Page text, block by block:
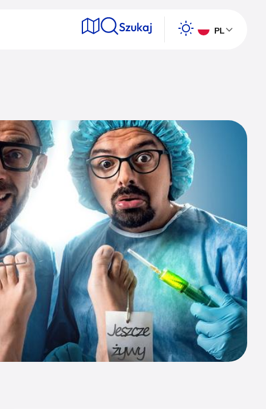
Szukaj PL
Wyszukaj